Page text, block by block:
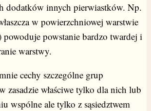
dodatków innych pierwiastków. Np.
w powierzchniowej warstwie
powoduje powstanie bardzo twardej i
warstwy.
cechy szczególne grup
zasadzie właściwe tylko dla nich lub
wspólne ale tylko z sąsiedztwem